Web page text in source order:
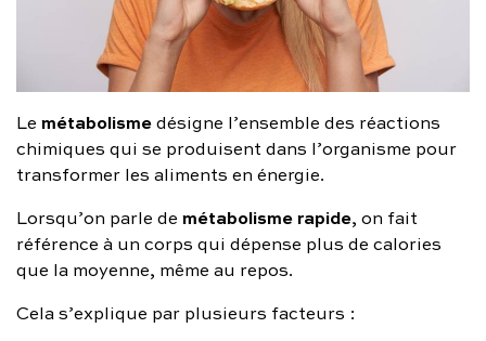
Le métabolismedésigne l’ensemble des réactions
chimiques qui se produisent dans l’organisme pour
transformer les aliments en énergie.
Lorsqu’on parle de métabolisme rapide, on fait
référence à un corps qui dépense plus de calories
que la moyenne, même au repos.
Cela s’explique par plusieurs facteurs :